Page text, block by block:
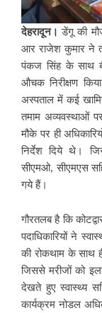
देहरादून। डेंगू की
आर राजेश कुमार ने
पंकज सिंह के साथ
औचक निरीक्षण
अस्पताल में कई
तमाम अव्यवस्थाओं
मौके पर ही
निर्देश दिये थे।
सीएमओ, सीएमएस
गये हैं।
गौरतलब है कि
पदाधिकारियों ने
की रोकथाम के साथ
जिससे मरीजों को
देखते हुए स्वास्थ्य
कार्यक्रम नोडल